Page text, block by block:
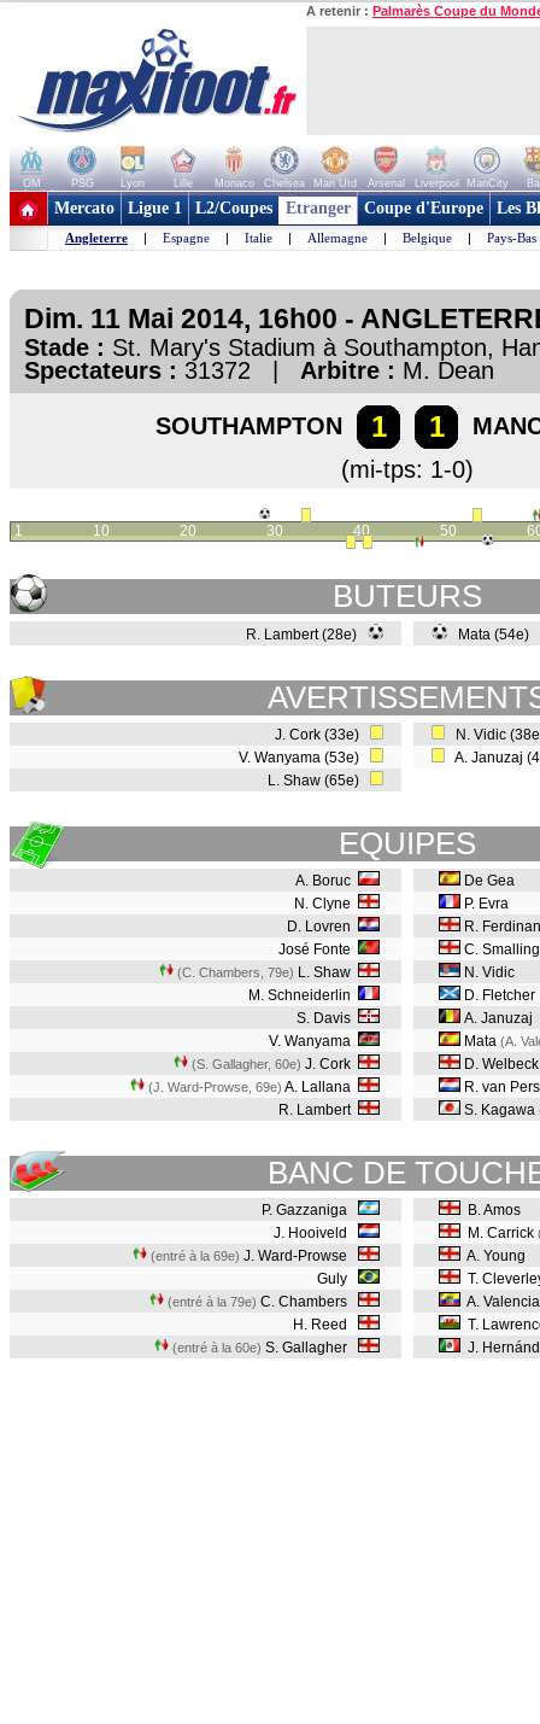
A retenir : Palmarès Coupe du
OM PSG Lyon Lille Monaco Chelsea Man Utd Arsenal Liverpool ManCity
+ de clubs
Mercato Ligue 1 L2/Coupes Etranger Coupe d'Europe Les
Angleterre | Espagne | Italie | Allemagne | Belgique | Pays-Bas
Dim. 11 Mai 2014, 16h00 -
Stade : St. Mary's Stadium à Southampton,
Spectateurs : 31372 | Arbitre : M. Dean
SOUTHAMPTON 1 1
(mi-tps: 1-0)
1 10 20 30 40 50
BUTEURS
R. Lambert (28e) Mata (54e)
J. Cork (33e)
V. Wanyama (53e)
L. Shaw (65e)
N. Vidic
A. Januzaj
EQUIPES
A. Boruc
N. Clyne
D. Lovren
José Fonte
(C. Chambers, 79e) L. Shaw
M. Schneiderlin
S. Davis
V. Wanyama
(S. Gallagher, 60e) J. Cork
(J. Ward-Prowse, 69e) A. Lallana
R. Lambert
De Gea
P. Evra
R.
C. Smalling
N. Vidic
D. Fletcher
A. Januzaj
Mata (A.
D. Welbeck
R. van
S. Kagawa
BANC DE
P. Gazzaniga
J. Hooiveld
(entré à la 69e) J. Ward-Prowse
Guly
(entré à la 79e) C. Chambers
H. Reed
(entré à la 60e) S. Gallagher
B. Amos
M. Carrick
A. Young
T.
A.
T.
J.